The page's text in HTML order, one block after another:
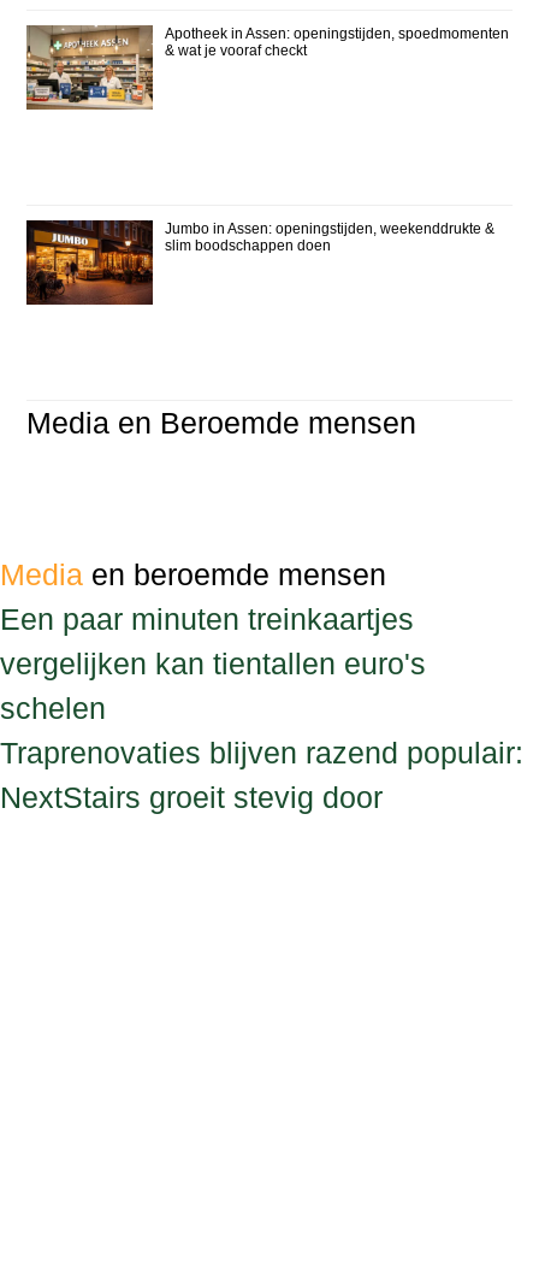
Apotheek in Assen: openingstijden, spoedmomenten
& wat je vooraf checkt
Jumbo in Assen: openingstijden, weekenddrukte &
slim boodschappen doen
Media en Beroemde mensen
Media en beroemde mensen
Een paar minuten treinkaartjes
vergelijken kan tientallen euro's
schelen
Traprenovaties blijven razend populair:
NextStairs groeit stevig door